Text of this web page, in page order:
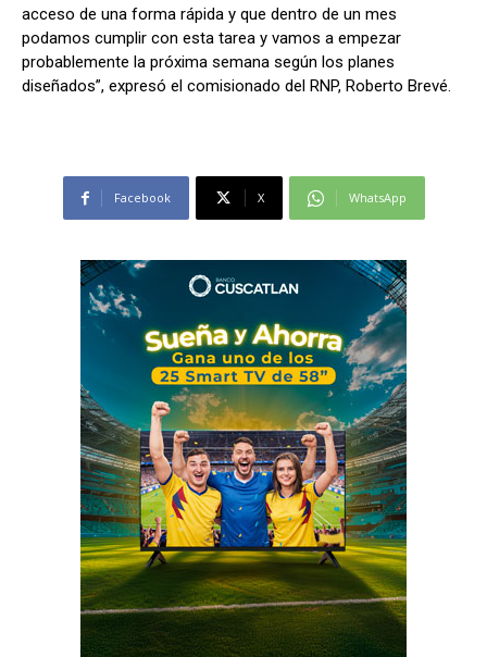
acceso de una forma rápida y que dentro de un mes
podamos cumplir con esta tarea y vamos a empezar
probablemente la próxima semana según los planes
diseñados”, expresó el comisionado del RNP, Roberto Brevé.
Facebook X WhatsApp